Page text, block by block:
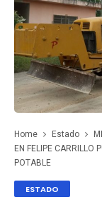
Home Estado
EN FELIPE CARRILLO
POTABLE
ESTADO